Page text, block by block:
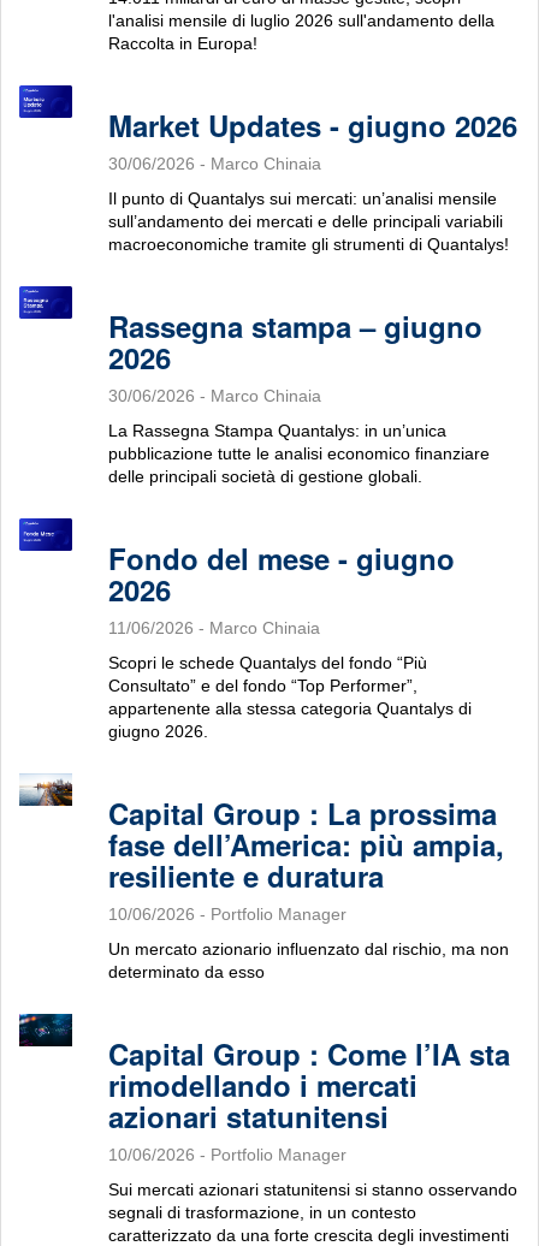
l'analisi mensile di luglio 2026 sull'andamento della
Raccolta in Europa!
Market Updates - giugno 2026
30/06/2026 - Marco Chinaia
Il punto di Quantalys sui mercati: un’analisi mensile
sull’andamento dei mercati e delle principali variabili
macroeconomiche tramite gli strumenti di Quantalys!
Rassegna stampa – giugno
2026
30/06/2026 - Marco Chinaia
La Rassegna Stampa Quantalys: in un’unica
pubblicazione tutte le analisi economico finanziare
delle principali società di gestione globali.
Fondo del mese - giugno
2026
11/06/2026 - Marco Chinaia
Scopri le schede Quantalys del fondo “Più
Consultato” e del fondo “Top Performer”,
appartenente alla stessa categoria Quantalys di
giugno 2026.
Capital Group : La prossima
fase dell’America: più ampia,
resiliente e duratura
10/06/2026 - Portfolio Manager
Un mercato azionario influenzato dal rischio, ma non
determinato da esso
Capital Group : Come l’IA sta
rimodellando i mercati
azionari statunitensi
10/06/2026 - Portfolio Manager
Sui mercati azionari statunitensi si stanno osservando
segnali di trasformazione, in un contesto
caratterizzato da una forte crescita degli investimenti